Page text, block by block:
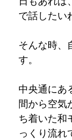
で話したい
そんな時、
す。
中央通にあ
間から空気
ち着いた和
っくり流れ